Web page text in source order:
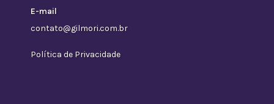
E-mail
contato@gilmori.com.br
Política de Privacidade